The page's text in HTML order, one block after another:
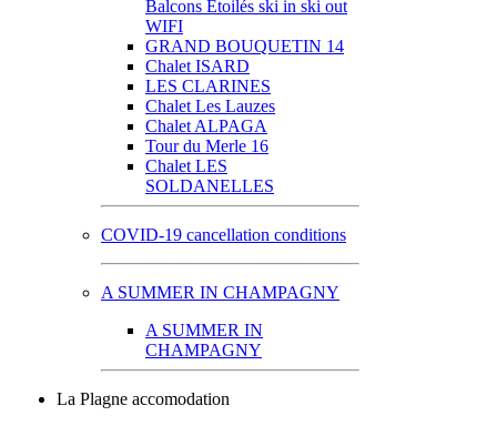
Balcons Etoilés ski in ski out
WIFI
GRAND BOUQUETIN 14
Chalet ISARD
LES CLARINES
Chalet Les Lauzes
Chalet ALPAGA
Tour du Merle 16
Chalet LES
SOLDANELLES
COVID-19 cancellation conditions
A SUMMER IN CHAMPAGNY
A SUMMER IN
CHAMPAGNY
La Plagne accomodation